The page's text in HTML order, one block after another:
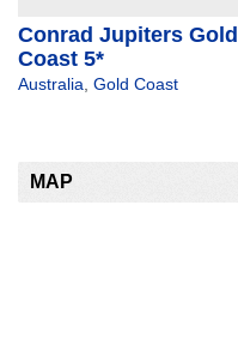
Conrad Jupiters Gold
Coast 5*
Australia Gold Coast
MAP